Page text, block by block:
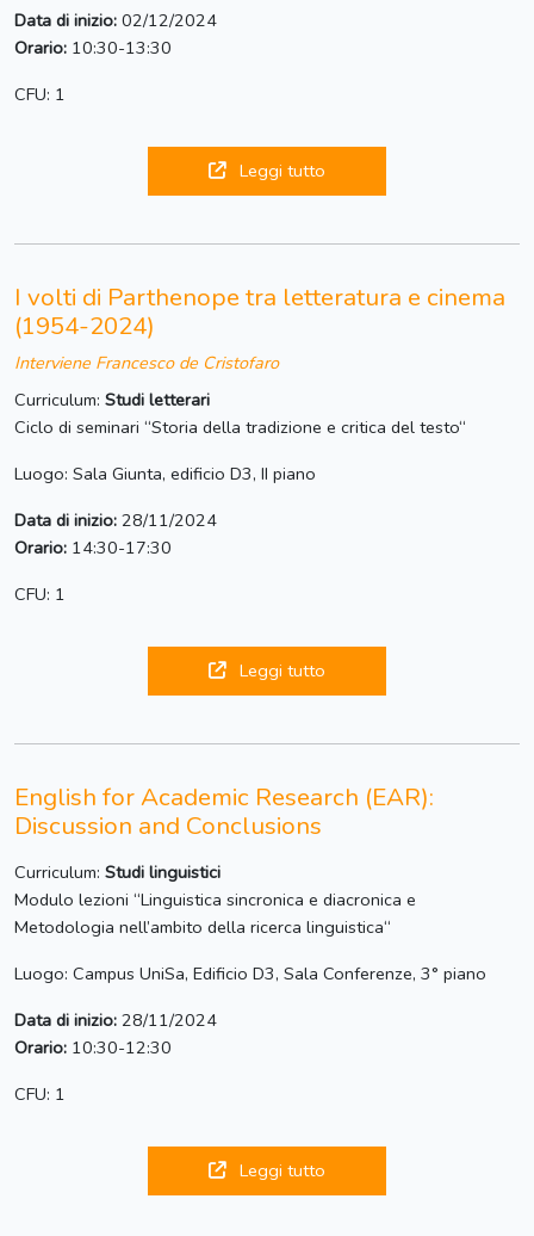
Data di inizio: 02/12/2024
Orario: 10:30-13:30
CFU: 1
Leggi tutto
I volti di Parthenope tra letteratura e cinema
(1954-2024)
Interviene Francesco de Cristofaro
Curriculum: Studi letterari
Ciclo di seminari “Storia della tradizione e critica del testo“
Luogo: Sala Giunta, edificio D3, II piano
Data di inizio: 28/11/2024
Orario: 14:30-17:30
CFU: 1
Leggi tutto
English for Academic Research (EAR):
Discussion and Conclusions
Curriculum: Studi linguistici
Modulo lezioni “Linguistica sincronica e diacronica e
Metodologia nell’ambito della ricerca linguistica“
Luogo: Campus UniSa, Edificio D3, Sala Conferenze, 3° piano
Data di inizio: 28/11/2024
Orario: 10:30-12:30
CFU: 1
Leggi tutto